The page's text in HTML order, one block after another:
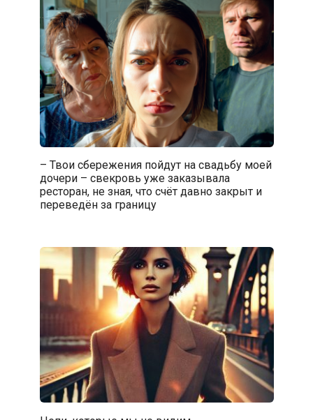
– Твои сбережения пойдут на свадьбу моей
дочери – свекровь уже заказывала
ресторан, не зная, что счёт давно закрыт и
переведён за границу